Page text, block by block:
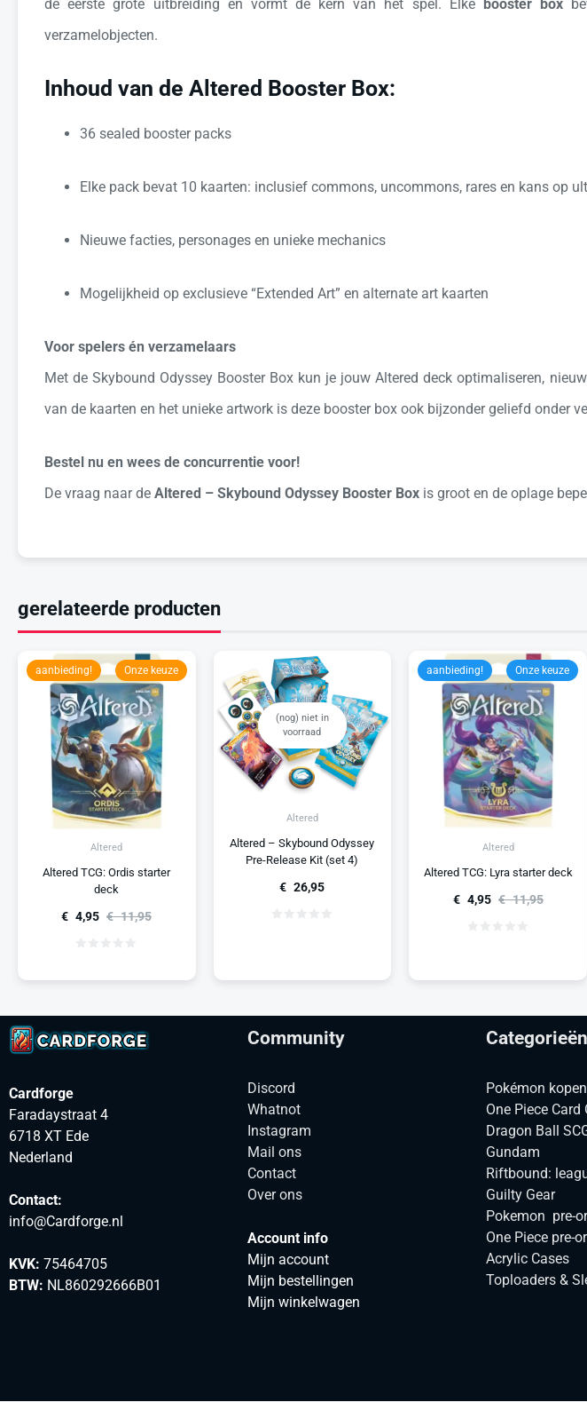
de eerste grote uitbreiding en vormt de kern van het spel. Elke booster box
verzamelobjecten.
Inhoud van de Altered Booster Box:
36 sealed booster packs
Elke pack bevat 10 kaarten: inclusief commons, uncommons, rares en kans op
Nieuwe facties, personages en unieke mechanics
Mogelijkheid op exclusieve “Extended Art” en alternate art kaarten
Voor spelers én verzamelaars
Met de Skybound Odyssey Booster Box kun je jouw Altered deck optimaliseren,
van de kaarten en het unieke artwork is deze booster box ook bijzonder geliefd onder
Bestel nu en wees de concurrentie voor!
De vraag naar de Altered – Skybound Odyssey Booster Box is groot en de oplage
gerelateerde producten
Altered
Altered TCG: Ordis starter
deck
€ 11,95
€ 4,95
aanbieding! Onze keuze
(nog) niet in
voorraad
Altered
Altered – Skybound Odyssey
Pre-Release Kit (set 4)
€ 26,95
Altered
Altered TCG: Lyra starter deck
€ 11,95
€ 4,95
aanbieding! Onze keuze
Cardforge
Faradaystraat 4
6718 XT Ede
Nederland
Contact:
info@Cardforge.nl
KVK: 75464705
BTW: NL860292666B01
Community
Discord
Whatnot
Instagram
Mail ons
Contact
Over ons
Account info
Mijn account
Mijn bestellingen
Mijn winkelwagen
Categorieën
Pokémon kopen
One Piece Card
Dragon Ball
Gundam
Riftbound:
Guilty Gear
Pokemon pre-
One Piece pre-
Acrylic Cases
Toploaders &